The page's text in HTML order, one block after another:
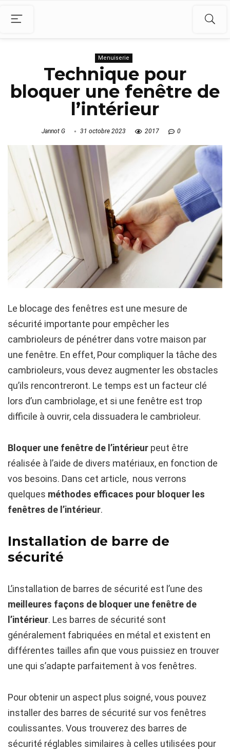
Menuiserie
Technique pour
bloquer une fenêtre de
l’intérieur
Jannot G 31 octobre 2023 2017 0
Le blocage des fenêtres est une mesure de
sécurité importante pour empêcher les
cambrioleurs de pénétrer dans votre maison par
une fenêtre. En effet, Pour compliquer la tâche des
cambrioleurs, vous devez augmenter les obstacles
qu’ils rencontreront. Le temps est un facteur clé
lors d’un cambriolage, et si une fenêtre est trop
difficile à ouvrir, cela dissuadera le cambrioleur.
Bloquer une fenêtre de l’intérieur peut être
réalisée à l’aide de divers matériaux, en fonction de
vos besoins. Dans cet article, nous verrons
quelques méthodes efficaces pour bloquer les
fenêtres de l’intérieur.
Installation de barre de
sécurité
L’installation de barres de sécurité est l’une des
meilleures façons de bloquer une fenêtre de
l’intérieur. Les barres de sécurité sont
généralement fabriquées en métal et existent en
différentes tailles afin que vous puissiez en trouver
une qui s’adapte parfaitement à vos fenêtres.
Pour obtenir un aspect plus soigné, vous pouvez
installer des barres de sécurité sur vos fenêtres
coulissantes. Vous trouverez des barres de
sécurité réglables similaires à celles utilisées pour